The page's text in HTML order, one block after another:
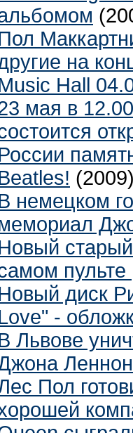
на
Hall
мая в
немецком
пульте
диск
-
Львове
Пол